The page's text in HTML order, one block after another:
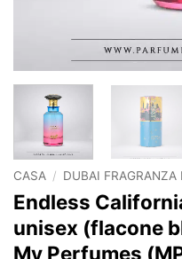
CASA / DUBAI FRAGRANZA
Endless
unisex (flacone
My Perfumes